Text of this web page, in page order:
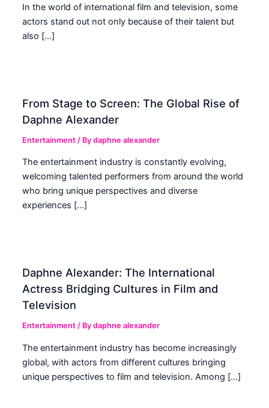
In the world of international film and television, some
actors stand out not only because of their talent but
also […]
From Stage to Screen: The Global Rise of
Daphne Alexander
Entertainment / Bydaphne alexander
The entertainment industry is constantly evolving,
welcoming talented performers from around the world
who bring unique perspectives and diverse
experiences […]
Daphne Alexander: The International
Actress Bridging Cultures in Film and
Television
Entertainment / Bydaphne alexander
The entertainment industry has become increasingly
global, with actors from different cultures bringing
unique perspectives to film and television. Among […]